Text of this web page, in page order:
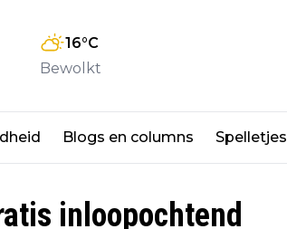
16°C
Bewolkt
Blogs en columns Spelletjes
inloopochtend